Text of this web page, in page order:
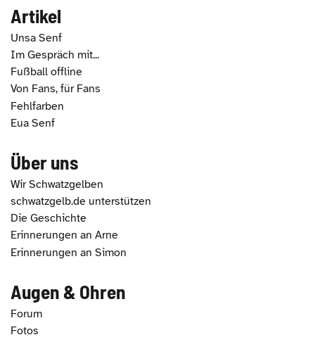
Artikel
Unsa Senf
Im Gespräch mit...
Fußball offline
Von Fans, für Fans
Fehlfarben
Eua Senf
Über uns
Wir Schwatzgelben
schwatzgelb.de unterstützen
Die Geschichte
Erinnerungen an Arne
Erinnerungen an Simon
Augen & Ohren
Forum
Fotos